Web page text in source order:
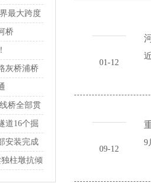
最大跨度
桥
灰桥浦桥
桥全部贯
道16个掘
安装完成
柱墩抗倾
01-12
09-12
9